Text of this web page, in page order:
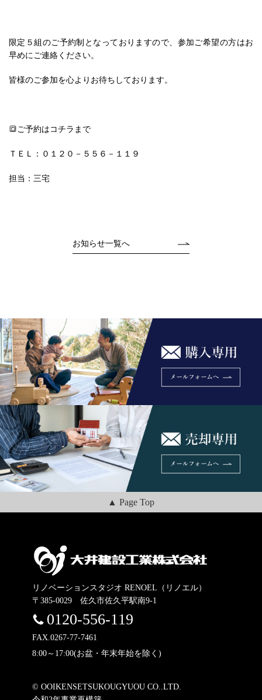
限定５組のご予約制となっておりますので、参加ご希望の方はお
早めにご連絡ください。
皆様のご参加を心よりお待ちしております。
🔳ご予約はコチラまで
ＴＥＬ：０１２０－５５６－１１９
担当：三宅
お知らせ一覧へ
▲ Page Top
リノベーションスタジオ RENOEL（リノエル）
〒385-0029 佐久市佐久平駅南9-1
0120-556-119
FAX.0267-77-7461
8:00～17:00(お盆・年末年始を除く)
© OOIKENSETSUKOUGYUOU CO..LTD.